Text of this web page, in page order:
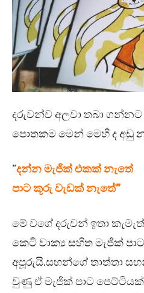
දරුවන්ව අලවා තබා
පොතකම මෙන් මෙහි ද අඩු
“දන්න මැජික් එකක් නැතේ
පාට කූරු වැඩක් නැතේ”
මේ වගේ දරුවන් ඉතා
කෙටි වාක්‍ය සහිත මැජික්
අපූරුයි.සහන්ගේ තාත්තා
වුණු ඒ මැජික් පාට